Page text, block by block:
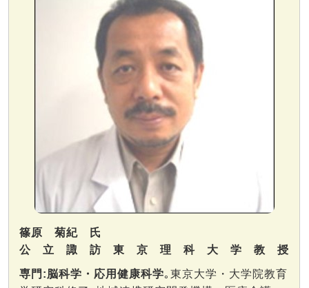
篠原 菊紀 氏
公立諏訪東京理科大学教授
専門:脳科学・応用健康科学｡東京大学・大学院教育